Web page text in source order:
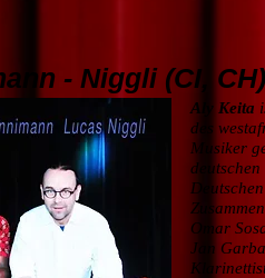
- Niggli (CI, CH)
Aly Keita
des
Musiker
Omar
Jan